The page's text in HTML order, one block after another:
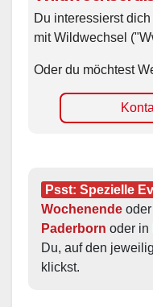
Du interessierst
mit Wildwechsel
Oder du möchtest
Psst: Spezielle
Wochenende
Paderborn oder in
Du, auf den
klickst.